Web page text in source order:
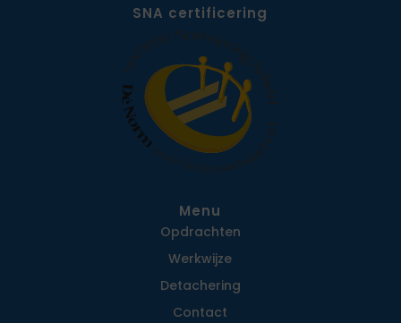
SNA certificering
Menu
Opdrachten
Werkwijze
Detachering
Contact